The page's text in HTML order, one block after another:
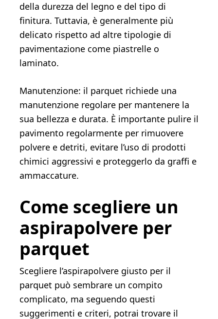
della durezza del legno e del tipo di
finitura. Tuttavia, è generalmente più
delicato rispetto ad altre tipologie di
pavimentazione come piastrelle o
laminato.
Manutenzione: il parquet richiede una
manutenzione regolare per mantenere la
sua bellezza e durata. È importante pulire il
pavimento regolarmente per rimuovere
polvere e detriti, evitare l’uso di prodotti
chimici aggressivi e proteggerlo da graffi e
ammaccature.
Come scegliere un
aspirapolvere per
parquet
Scegliere l’aspirapolvere giusto per il
parquet può sembrare un compito
complicato, ma seguendo questi
suggerimenti e criteri, potrai trovare il